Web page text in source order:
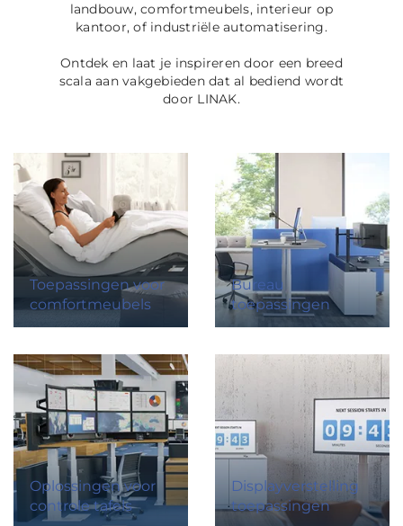
landbouw, comfortmeubels, interieur op
kantoor, of industriële automatisering.
Ontdek en laat je inspireren door een breed
scala aan vakgebieden dat al bediend wordt
door LINAK.
Toepassingen voor
comfortmeubels
Bureau
toepassingen
Oplossingen voor
controle tafels
Displayverstelling
toepassingen